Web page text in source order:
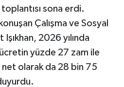
sona erdi.
Çalışma ve Sosyal
Işıkhan, 2026 yılında
yüzde 27 zam ile
olarak da 28 bin 75